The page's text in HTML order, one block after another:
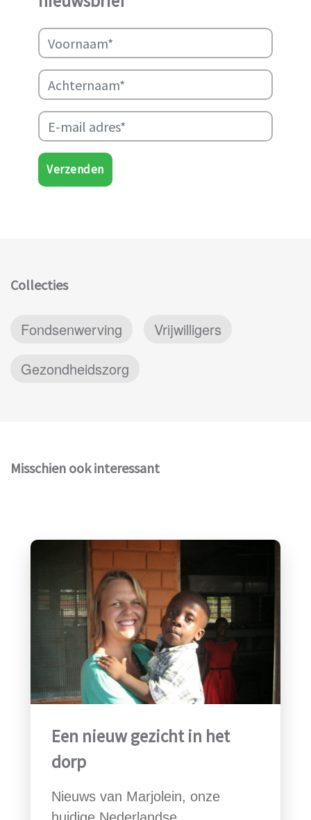
ondersteunen.
Verzenden
Collecties
Fondsenwerving
Vrijwilligers
Gezondheidszorg
Misschien ook interessant
Een nieuw gezicht in het
dorp
Nieuws van Marjolein, onze